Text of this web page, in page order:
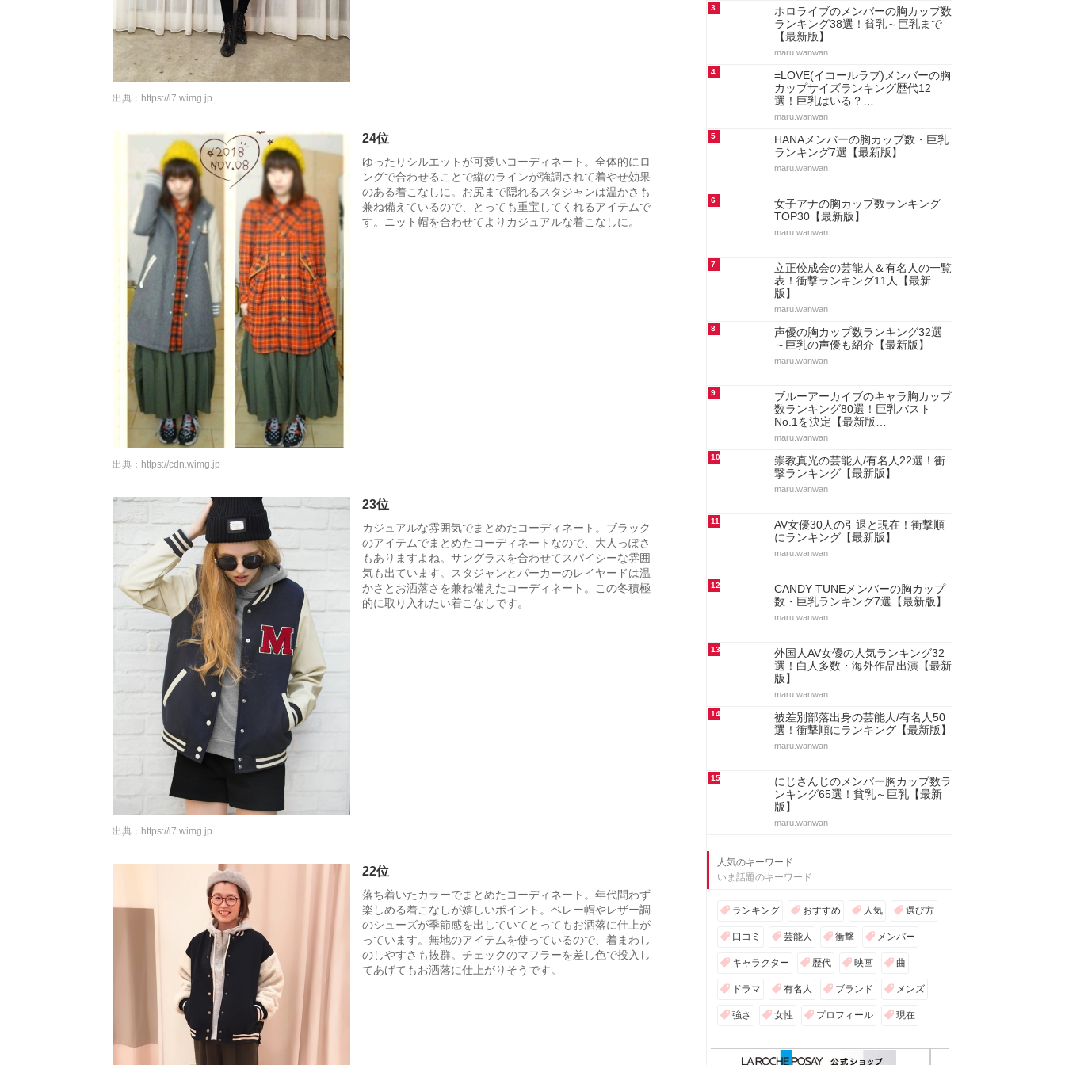
出典： https://i7.wimg.jp
24位
ゆったりシルエットが可愛いコーディネート。全体的にロ
ングで合わせることで縦のラインが強調されて着やせ効果
のある着こなしに。お尻まで隠れるスタジャンは温かさも
兼ね備えているので、とっても重宝してくれるアイテムで
す。ニット帽を合わせてよりカジュアルな着こなしに。
出典： https://cdn.wimg.jp
23位
カジュアルな雰囲気でまとめたコーディネート。ブラック
のアイテムでまとめたコーディネートなので、大人っぽさ
もありますよね。サングラスを合わせてスパイシーな雰囲
気も出ています。スタジャンとパーカーのレイヤードは温
かさとお洒落さを兼ね備えたコーディネート。この冬積極
的に取り入れたい着こなしです。
出典： https://i7.wimg.jp
22位
落ち着いたカラーでまとめたコーディネート。年代問わず
楽しめる着こなしが嬉しいポイント。ベレー帽やレザー調
のシューズが季節感を出していてとってもお洒落に仕上が
っています。無地のアイテムを使っているので、着まわし
のしやすさも抜群。チェックのマフラーを差し色で投入し
てあげてもお洒落に仕上がりそうです。
3
ホロライブのメンバーの胸カップ数
ランキング38選！貧乳～巨乳まで
【最新版】
maru.wanwan
4
=LOVE(イコールラブ)メンバーの胸
カップサイズランキング歴代12
選！巨乳はいる？…
maru.wanwan
5
HANAメンバーの胸カップ数・巨乳
ランキング7選【最新版】
maru.wanwan
6
女子アナの胸カップ数ランキング
TOP30【最新版】
maru.wanwan
7
立正佼成会の芸能人＆有名人の一覧
表！衝撃ランキング11人【最新
版】
maru.wanwan
8
声優の胸カップ数ランキング32選
～巨乳の声優も紹介【最新版】
maru.wanwan
9
ブルーアーカイブのキャラ胸カップ
数ランキング80選！巨乳バスト
No.1を決定【最新版…
maru.wanwan
10
崇教真光の芸能人/有名人22選！衝
撃ランキング【最新版】
maru.wanwan
11
AV女優30人の引退と現在！衝撃順
にランキング【最新版】
maru.wanwan
12
CANDY TUNEメンバーの胸カップ
数・巨乳ランキング7選【最新版】
maru.wanwan
13
外国人AV女優の人気ランキング32
選！白人多数・海外作品出演【最新
版】
maru.wanwan
14
被差別部落出身の芸能人/有名人50
選！衝撃順にランキング【最新版】
maru.wanwan
15
にじさんじのメンバー胸カップ数ラ
ンキング65選！貧乳～巨乳【最新
版】
maru.wanwan
人気のキーワード
いま話題のキーワード
ランキング おすすめ 人気 選び方
口コミ 芸能人 衝撃 メンバー
キャラクター 歴代 映画 曲
ドラマ 有名人 ブランド メンズ
強さ 女性 プロフィール 現在